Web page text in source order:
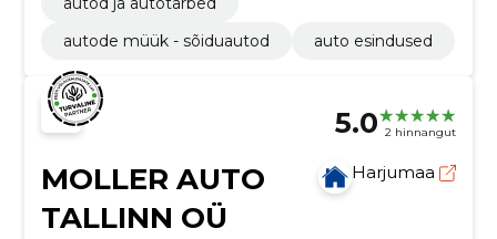
autode müük - sõiduautod
auto esindused
5.0 2 hinnangut
MOLLER AUTO
TALLINN OÜ
Harjumaa